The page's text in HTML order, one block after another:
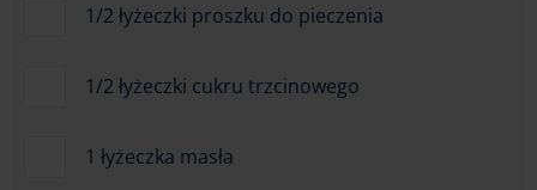
1/2 łyżeczki proszku do pieczenia
1/2 łyżeczki cukru trzcinowego
1 łyżeczka masła